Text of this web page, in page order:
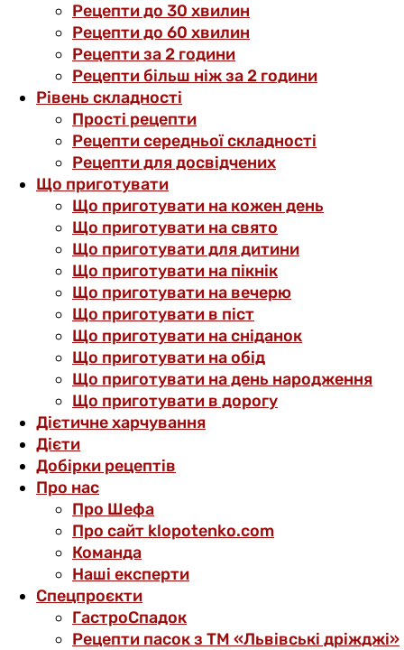
Рецепти до 30 хвилин
Рецепти до 60 хвилин
Рецепти за 2 години
Рецепти більш ніж за 2 години
Рівень складності
Прості рецепти
Рецепти середньої складності
Рецепти для досвідчених
Що приготувати
Що приготувати на кожен день
Що приготувати на свято
Що приготувати для дитини
Що приготувати на пікнік
Що приготувати на вечерю
Що приготувати в піст
Що приготувати на сніданок
Що приготувати на обід
Що приготувати на день народження
Що приготувати в дорогу
Дієтичне харчування
Дієти
Добірки рецептів
Про нас
Про Шефа
Про сайт klopotenko.com
Команда
Наші експерти
Спецпроєкти
ГастроСпадок
Рецепти пасок з ТМ «Львівські дріжджі»